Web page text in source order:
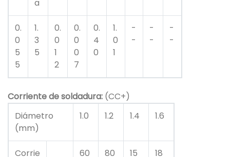
a
0.
0
5
5
1.
3
5
0.
0
1
2
0.
0
0
7
0.
4
0
1.
0
1
-
-
-
-
-
-
Corriente de soldadura: (CC+)
Diámetro
(mm)
1.0 1.2 1.4 1.6
Corrie
60
80
15
18